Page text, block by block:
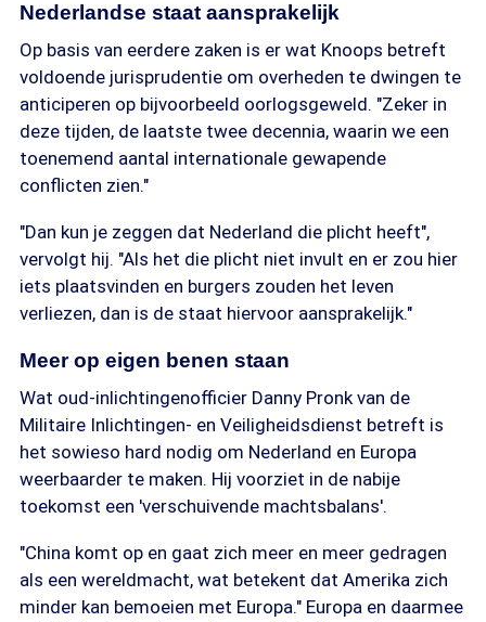
Nederlandse staat aansprakelijk
Op basis van eerdere zaken is er wat Knoops betreft
voldoende jurisprudentie om overheden te dwingen te
anticiperen op bijvoorbeeld oorlogsgeweld. "Zeker in
deze tijden, de laatste twee decennia, waarin we een
toenemend aantal internationale gewapende
conflicten zien."
"Dan kun je zeggen dat Nederland die plicht heeft",
vervolgt hij. "Als het die plicht niet invult en er zou hier
iets plaatsvinden en burgers zouden het leven
verliezen, dan is de staat hiervoor aansprakelijk."
Meer op eigen benen staan
Wat oud-inlichtingenofficier Danny Pronk van de
Militaire Inlichtingen- en Veiligheidsdienst betreft is
het sowieso hard nodig om Nederland en Europa
weerbaarder te maken. Hij voorziet in de nabije
toekomst een 'verschuivende machtsbalans'.
"China komt op en gaat zich meer en meer gedragen
als een wereldmacht, wat betekent dat Amerika zich
minder kan bemoeien met Europa." Europa en daarmee